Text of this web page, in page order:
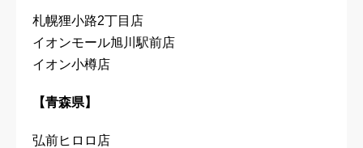
札幌狸小路2丁目店
イオンモール旭川駅前店
イオン小樽店
【青森県】
弘前ヒロロ店